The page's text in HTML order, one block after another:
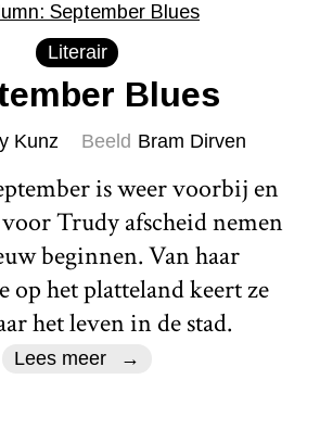
Literair
Blues
Kunz Beeld Bram Dirven
is weer voorbij en
Trudy afscheid nemen
beginnen. Van haar
op het platteland keert ze
het leven in de stad.
Lees meer